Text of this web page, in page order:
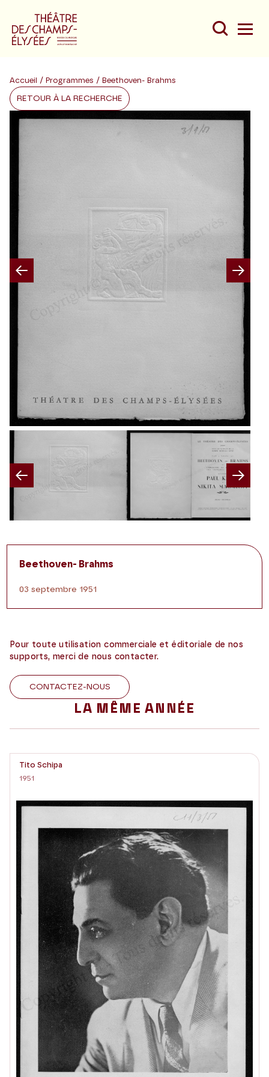
Du
Accueil / Programmes / Beethoven- Brahms
RETOUR À LA RECHERCHE
Previous
Beethoven- Brahms
03 septembre 1951
Pour toute utilisation commerciale et éditoriale de nos
supports, merci de nous contacter.
CONTACTEZ-NOUS
LA MÊME ANNÉE
Tito Schipa
1951